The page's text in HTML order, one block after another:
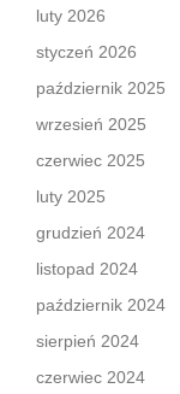
luty 2026
styczeń 2026
październik 2025
wrzesień 2025
czerwiec 2025
luty 2025
grudzień 2024
listopad 2024
październik 2024
sierpień 2024
czerwiec 2024